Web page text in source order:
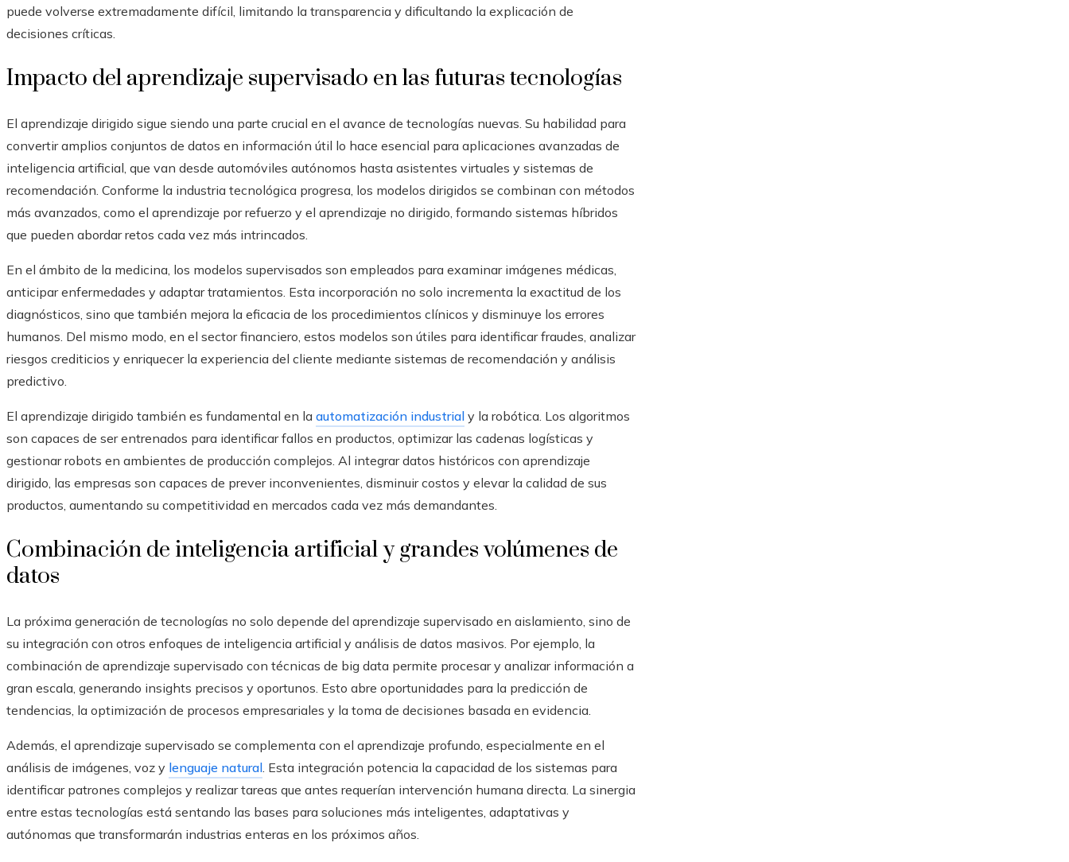
puede volverse extremadamente difícil, limitando la transparencia y dificultando la explicación de
decisiones críticas.
Impacto del aprendizaje supervisado en las futuras tecnologías
El aprendizaje dirigido sigue siendo una parte crucial en el avance de tecnologías nuevas. Su habilidad para
convertir amplios conjuntos de datos en información útil lo hace esencial para aplicaciones avanzadas de
inteligencia artificial, que van desde automóviles autónomos hasta asistentes virtuales y sistemas de
recomendación. Conforme la industria tecnológica progresa, los modelos dirigidos se combinan con métodos
más avanzados, como el aprendizaje por refuerzo y el aprendizaje no dirigido, formando sistemas híbridos
que pueden abordar retos cada vez más intrincados.
En el ámbito de la medicina, los modelos supervisados son empleados para examinar imágenes médicas,
anticipar enfermedades y adaptar tratamientos. Esta incorporación no solo incrementa la exactitud de los
diagnósticos, sino que también mejora la eficacia de los procedimientos clínicos y disminuye los errores
humanos. Del mismo modo, en el sector financiero, estos modelos son útiles para identificar fraudes, analizar
riesgos crediticios y enriquecer la experiencia del cliente mediante sistemas de recomendación y análisis
predictivo.
El aprendizaje dirigido también es fundamental en la automatización industrial y la robótica. Los algoritmos
son capaces de ser entrenados para identificar fallos en productos, optimizar las cadenas logísticas y
gestionar robots en ambientes de producción complejos. Al integrar datos históricos con aprendizaje
dirigido, las empresas son capaces de prever inconvenientes, disminuir costos y elevar la calidad de sus
productos, aumentando su competitividad en mercados cada vez más demandantes.
Combinación de inteligencia artificial y grandes volúmenes de
datos
La próxima generación de tecnologías no solo depende del aprendizaje supervisado en aislamiento, sino de
su integración con otros enfoques de inteligencia artificial y análisis de datos masivos. Por ejemplo, la
combinación de aprendizaje supervisado con técnicas de big data permite procesar y analizar información a
gran escala, generando insights precisos y oportunos. Esto abre oportunidades para la predicción de
tendencias, la optimización de procesos empresariales y la toma de decisiones basada en evidencia.
Además, el aprendizaje supervisado se complementa con el aprendizaje profundo, especialmente en el
análisis de imágenes, voz y lenguaje natural. Esta integración potencia la capacidad de los sistemas para
identificar patrones complejos y realizar tareas que antes requerían intervención humana directa. La sinergia
entre estas tecnologías está sentando las bases para soluciones más inteligentes, adaptativas y
autónomas que transformarán industrias enteras en los próximos años.